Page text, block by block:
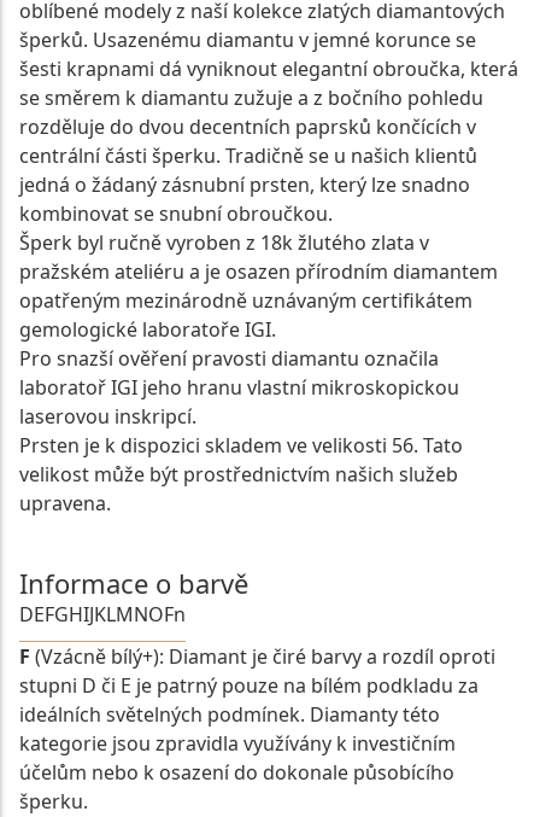
oblíbené modely z naší kolekce zlatých diamantových
šperků. Usazenému diamantu v jemné korunce se
šesti krapnami dá vyniknout elegantní obroučka, která
se směrem k diamantu zužuje a z bočního pohledu
rozděluje do dvou decentních paprsků končících v
centrální části šperku. Tradičně se u našich klientů
jedná o žádaný zásnubní prsten, který lze snadno
kombinovat se snubní obroučkou.
Šperk byl ručně vyroben z 18k žlutého zlata v
pražském ateliéru a je osazen přírodním diamantem
opatřeným mezinárodně uznávaným certifikátem
gemologické laboratoře IGI.
Pro snazší ověření pravosti diamantu označila
laboratoř IGI jeho hranu vlastní mikroskopickou
laserovou inskripcí.
Prsten je k dispozici skladem ve velikosti 56. Tato
velikost může být prostřednictvím našich služeb
upravena.
Informace o barvě
DEFGHIJKLMNOFn
F (Vzácně bílý+): Diamant je čiré barvy a rozdíl oproti
stupni D či E je patrný pouze na bílém podkladu za
ideálních světelných podmínek. Diamanty této
kategorie jsou zpravidla využívány k investičním
účelům nebo k osazení do dokonale působícího
šperku.